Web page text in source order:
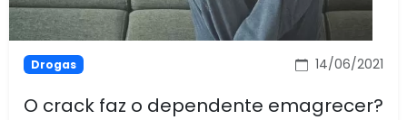
Drogas 14/06/2021
O crack faz o dependente emagrecer?